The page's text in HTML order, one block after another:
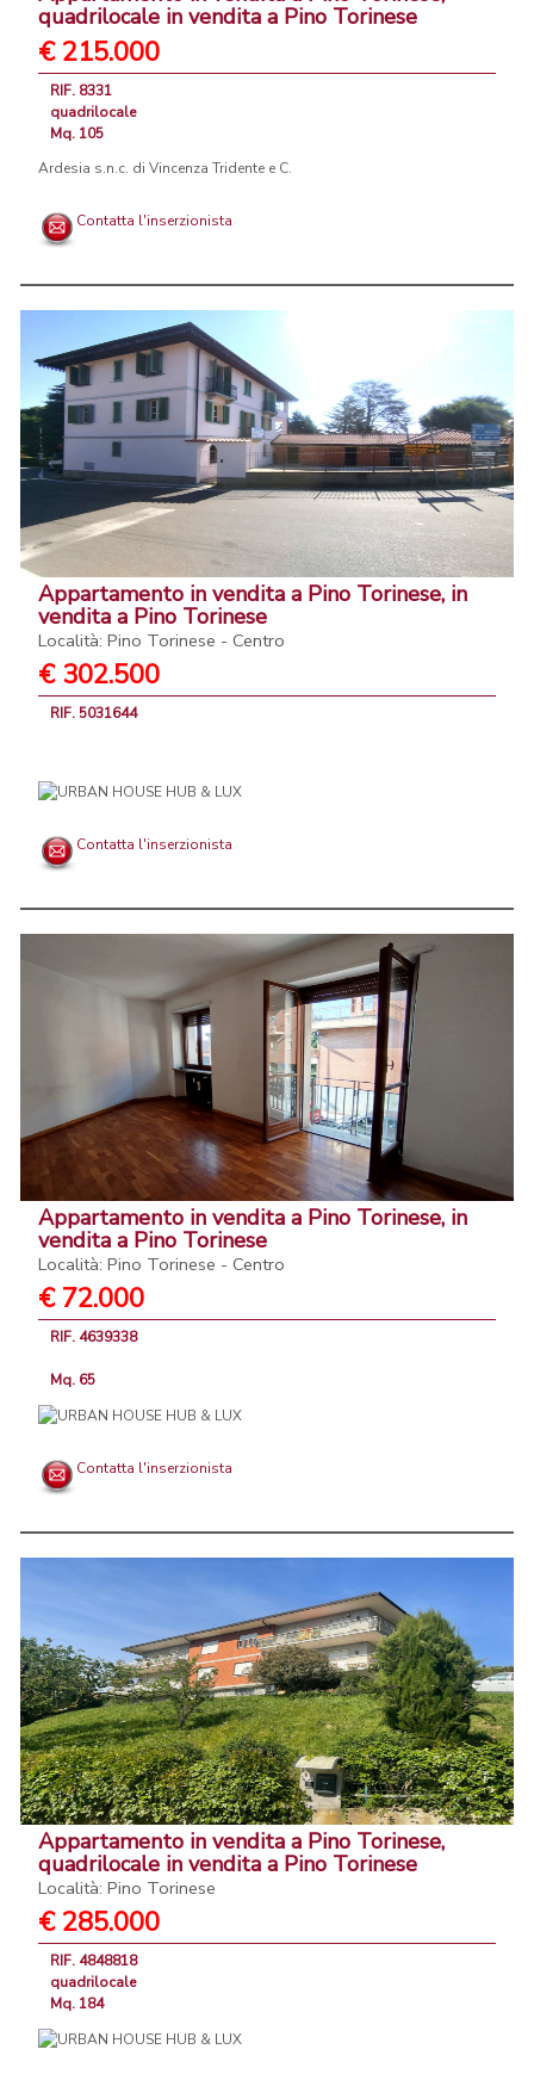
quadrilocale in vendita a Pino Torinese
€ 215.000
RIF. 8331
quadrilocale
Mq. 105
Ardesia s.n.c. di Vincenza Tridente e C.
Contatta l'inserzionista
Appartamento in vendita a Pino Torinese, in
vendita a Pino Torinese
Località: Pino Torinese - Centro
€ 302.500
RIF. 5031644
Contatta l'inserzionista
Appartamento in vendita a Pino Torinese, in
vendita a Pino Torinese
Località: Pino Torinese - Centro
€ 72.000
RIF. 4639338
Mq. 65
Contatta l'inserzionista
Appartamento in vendita a Pino Torinese,
quadrilocale in vendita a Pino Torinese
Località: Pino Torinese
€ 285.000
RIF. 4848818
quadrilocale
Mq. 184